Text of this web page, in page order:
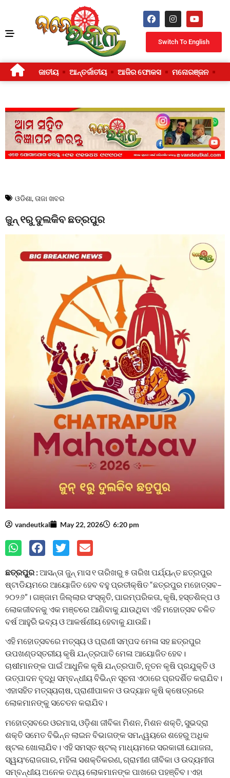
Switch To English
ଜାତୀୟ ଆନ୍ତର୍ଜାତୀୟ ଆଜିର ଫୋକସ ମନୋରଞ୍ଜନ
ଓଡିଶା,ତାଜା ଖବର
ଜୁନ୍‌ ୧ରୁ ଦୁଲକିବ ଛତ୍ରପୁର
vandeutkal May 22, 2026 6:20 pm
ଛତ୍ରପୁର :ଆସନ୍ତା ଜୁନ୍‌ ମାସ ୧ ତାରିଖରୁ ୫ ତାରିଖ ପର୍ଯ୍ୟନ୍ତ ଛତ୍ରପୁର
ଷ୍ଟାଡିୟମରେ ଆୟୋଜିତ ହେବ ବହୁ ପ୍ରତୀକ୍ଷିତ “ଛତ୍ରପୁର ମହୋତ୍ସବ–
୨୦୨୬”। ଗଞ୍ଜାମ ଜିଲ୍ଲାର ସଂସ୍କୃତି, ପାରମ୍ପରିକତା, କୃଷି, ହସ୍ତଶିଳ୍ପ ଓ
ଲୋକଜୀବନକୁ ଏକ ମଞ୍ଚରେ ଆଣିବାକୁ ଯାଉଥିବା ଏହି ମହୋତ୍ସବ ଚଳିତ
ବର୍ଷ ଆହୁରି ଭବ୍ୟ ଓ ଆକର୍ଷଣୀୟ ହେବାକୁ ଯାଉଛି।
ଏହି ମହୋତ୍ସବରେ ମତ୍ସ୍ୟ ଓ ପ୍ରାଣୀ ସମ୍ପଦ ମେଳା ସହ ଛତ୍ରପୁର
ଉପଖଣ୍ଡସ୍ତରୀୟ କୃଷି ଯନ୍ତ୍ରପାତି ମେଳା ଆୟୋଜିତ ହେବ।
ଚାଷୀମାନଙ୍କ ପାଇଁ ଆଧୁନିକ କୃଷି ଯନ୍ତ୍ରପାତି, ନୂତନ କୃଷି ପ୍ରଯୁକ୍ତି ଓ
ଉତ୍ପାଦନ ବୃଦ୍ଧି ସମ୍ବନ୍ଧୀୟ ବିଭିନ୍ନ ସୂଚନା ଏଠାରେ ପ୍ରଦର୍ଶିତ କରାଯିବ।
ଏହାସହିତ ମତ୍ସ୍ୟଚାଷ, ପ୍ରାଣୀପାଳନ ଓ ଉଦ୍ୟାନ କୃଷି କ୍ଷେତ୍ରରେ
ଲୋକମାନଙ୍କୁ ସଚେତନ କରାଯିବ।
ମହୋତ୍ସବରେ ଓରମାସ, ଓଡ଼ିଶା ଜୀବିକା ମିଶନ, ମିଶନ ଶକ୍ତି, ସୁଭଦ୍ରା
ଶକ୍ତି ସମେତ ବିଭିନ୍ନ ଲାଇନ ବିଭାଗଙ୍କ ସମନ୍ୱୟରେ ଶହେରୁ ଅଧିକ
ଷ୍ଟଲ ଖୋଲାଯିବ। ଏହି ସମସ୍ତ ଷ୍ଟଲ୍‌ ମାଧ୍ୟମରେ ସରକାରୀ ଯୋଜନା,
ସ୍ୱୟଂରୋଜଗାର, ମହିଳା ସଶକ୍ତିକରଣ, ଗ୍ରାମୀଣ ଜୀବିକା ଓ ଉଦ୍ୟମୀତା
ସମ୍ବନ୍ଧୀୟ ଅନେକ ତଥ୍ୟ ଲୋକମାନଙ୍କ ପାଖରେ ପହଞ୍ଚିବ। ଏହା